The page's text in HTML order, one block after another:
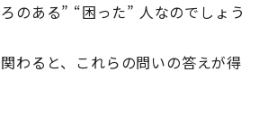
のある” “困った” 人なのでしょう
わると、これらの問いの答えが得